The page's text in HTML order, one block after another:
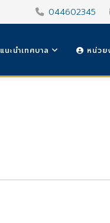
044602345
แนะนำเทศบาล หน่วย